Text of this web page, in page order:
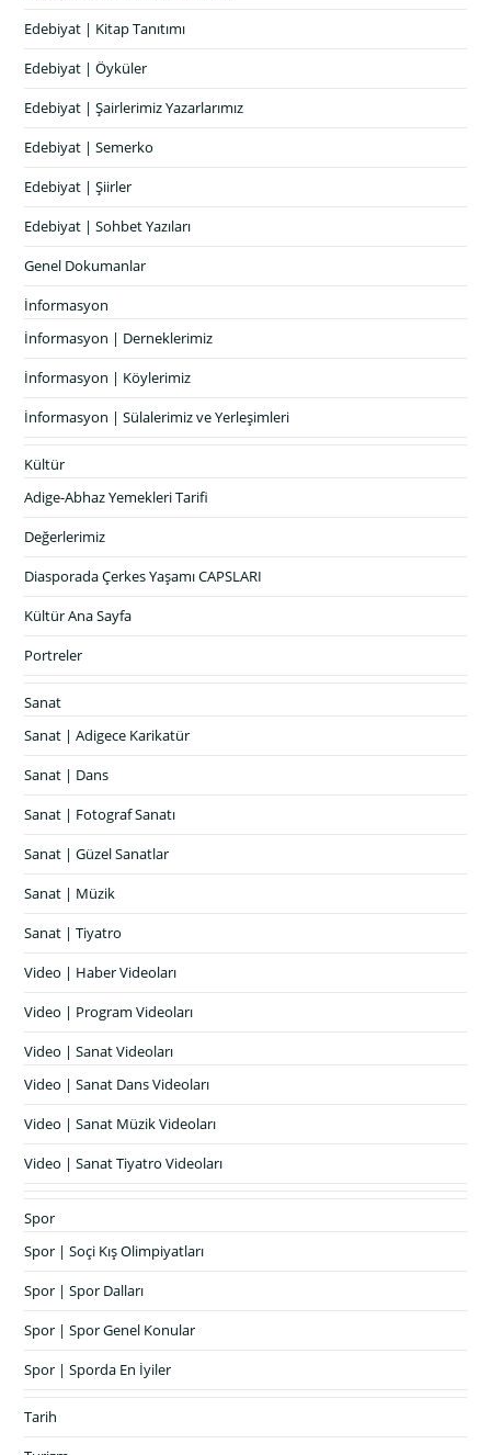
Edebiyat | Kitap Tanıtımı
Edebiyat | Öyküler
Edebiyat | Şairlerimiz Yazarlarımız
Edebiyat | Semerko
Edebiyat | Şiirler
Edebiyat | Sohbet Yazıları
Genel Dokumanlar
İnformasyon
İnformasyon | Derneklerimiz
İnformasyon | Köylerimiz
İnformasyon | Sülalerimiz ve Yerleşimleri
Kültür
Adige-Abhaz Yemekleri Tarifi
Değerlerimiz
Diasporada Çerkes Yaşamı CAPSLARI
Kültür Ana Sayfa
Portreler
Sanat
Sanat | Adigece Karikatür
Sanat | Dans
Sanat | Fotograf Sanatı
Sanat | Güzel Sanatlar
Sanat | Müzik
Sanat | Tiyatro
Video | Haber Videoları
Video | Program Videoları
Video | Sanat Videoları
Video | Sanat Dans Videoları
Video | Sanat Müzik Videoları
Video | Sanat Tiyatro Videoları
Spor
Spor | Soçi Kış Olimpiyatları
Spor | Spor Dalları
Spor | Spor Genel Konular
Spor | Sporda En İyiler
Tarih